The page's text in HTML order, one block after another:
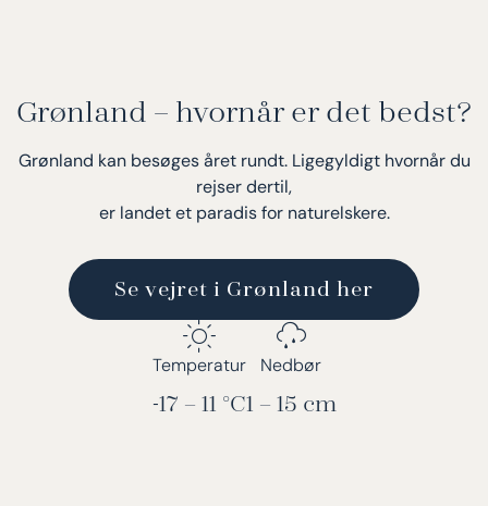
Grønland – hvornår er det bedst?
Grønland kan besøges året rundt. Ligegyldigt hvornår du
rejser dertil,
er landet et paradis for naturelskere.
Se vejret i Grønland her
Temperatur
-17 – 11 °C
Nedbør
1 – 15 cm